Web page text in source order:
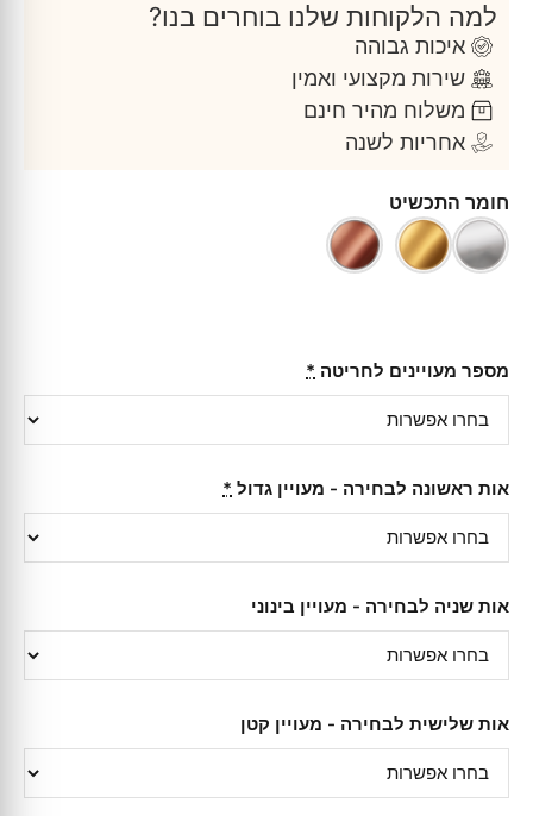
למה הלקוחות שלנו בוחרים בנו?
איכות גבוהה
שירות מקצועי ואמין
משלוח מהיר חינם
אחריות לשנה
חומר התכשיט
מספר מעויינים לחריטה *
אות ראשונה לבחירה - מעויין גדול *
אות שניה לבחירה - מעויין בינוני
אות שלישית לבחירה - מעויין קטן